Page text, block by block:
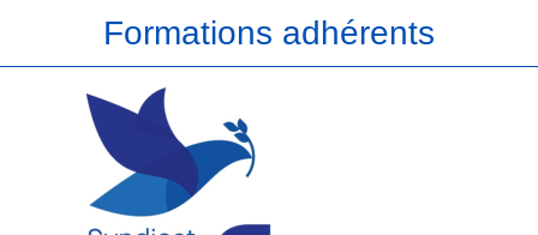
Formations adhérents